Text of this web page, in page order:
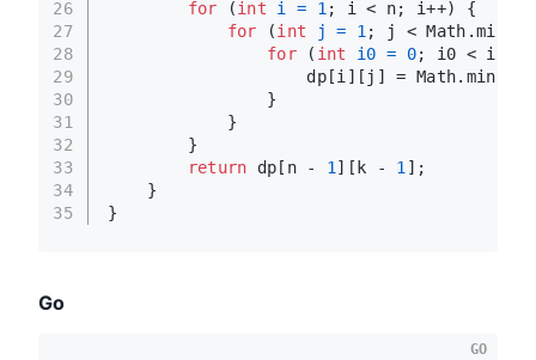
26
27
28
29
30
31
32
33
34
35
for (int i = 1 ; i < n; i++) {
for (int j = 1 ; j <
for ( int i0 = 0; i0 < i;
dp[i][j] =
                }
            }
        }
return dp[n - 1 ][k - 1 ];
    }
}
Go
GO